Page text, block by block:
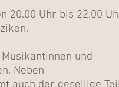
20.00 Uhr bis 22.00
und
Neben